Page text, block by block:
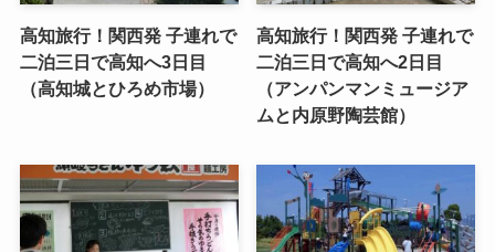
高知旅行！関西発 子連れで
二泊三日で高知へ3日目
（高知城とひろめ市場）
高知旅行！関西発 子連れで
二泊三日で高知へ2日目
（アンパンマンミュージア
ムと内原野陶芸館）